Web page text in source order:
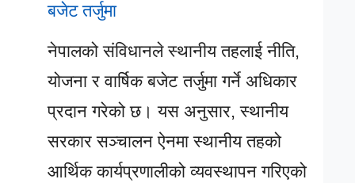
बजेट तर्जुमा
नेपालको संविधानले स्थानीय तहलाई नीति,
योजना र वार्षिक बजेट तर्जुमा गर्ने अधिकार
प्रदान गरेको छ। यस अनुसार, स्थानीय
सरकार सञ्चालन ऐनमा स्थानीय तहको
आर्थिक कार्यप्रणालीको व्यवस्थापन गरिएको